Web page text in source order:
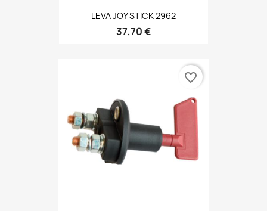
LEVA JOY STICK 2962
37,70 €
favorite_border